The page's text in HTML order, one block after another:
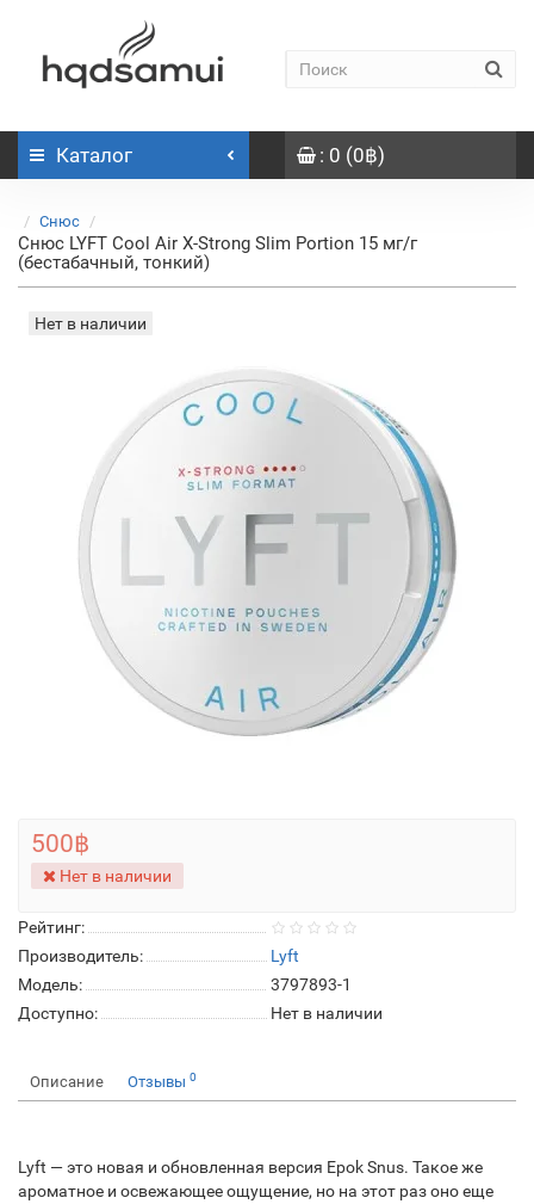
Каталог : 0 (0฿)
Снюс
Снюс LYFT Cool Air X-Strong Slim Portion 15 мг/г
(бестабачный, тонкий)
Нет в наличии
Рейтинг:
Производитель:
Lyft
Модель:
3797893-1
Доступно:
Нет в наличии
500฿
Нет в наличии
Описание Отзывы 0
Lyft — это новая и обновленная версия Epok Snus. Такое же
ароматное и освежающее ощущение, но на этот раз оно еще